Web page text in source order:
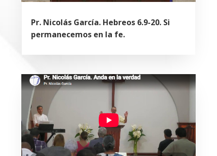
Pr. Nicolás García. Hebreos 6.9-20. Si
permanecemos en la fe.